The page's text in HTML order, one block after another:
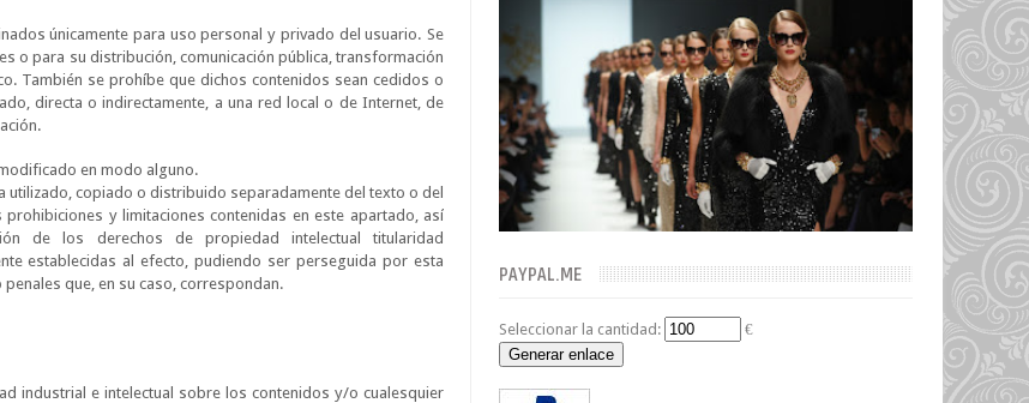
únicamente para uso personal y privado del usuario. Se
o para su distribución, comunicación pública, transformación
También se prohíbe que dichos contenidos sean cedidos o
directa o indirectamente, a una red local o de Internet, de
en modo alguno.
utilizado, copiado o distribuido separadamente del texto o del
y limitaciones contenidas en este apartado, así
de los derechos de propiedad intelectual titularidad
establecidas al efecto, pudiendo ser perseguida por esta
que, en su caso, correspondan.
industrial e intelectual sobre los contenidos y/o cualesquier
PAYPAL.ME
Seleccionar la cantidad:
€
Generar enlace